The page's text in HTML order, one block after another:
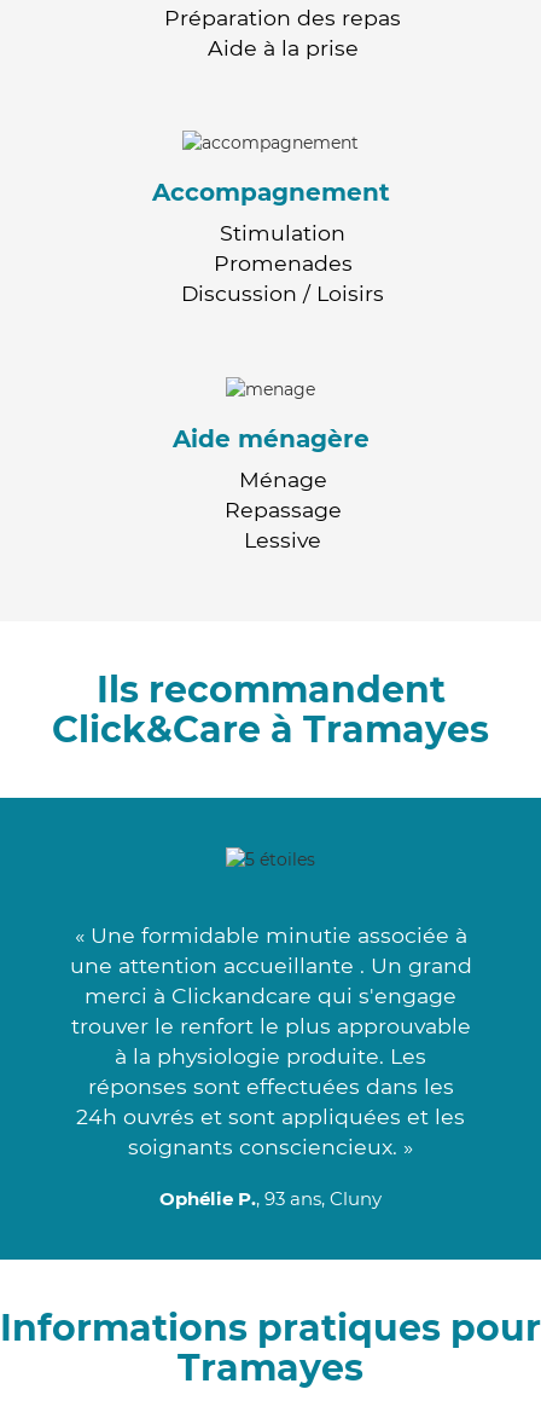
Préparation des repas
Aide à la prise
Accompagnement
Stimulation
Promenades
Discussion / Loisirs
Aide ménagère
Ménage
Repassage
Lessive
Ils recommandent
Click&Care à Tramayes
« Une formidable minutie associée à
une attention accueillante . Un grand
merci à Clickandcare qui s'engage
trouver le renfort le plus approuvable
à la physiologie produite. Les
réponses sont effectuées dans les
24h ouvrés et sont appliquées et les
soignants consciencieux. »
Ophélie P., 93 ans, Cluny
Informations pratiques pour
Tramayes